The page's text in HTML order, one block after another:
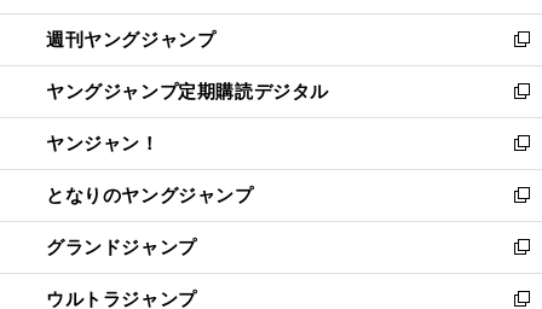
開
く
ウ
で
開
く
ン
ド
ウ
で
開
く
ウ
ィ
ン
ド
ウ
で
開
く
週刊ヤングジャンプ
新
し
い
ウ
ィ
ン
ド
ウ
で
開
く
ヤングジャンプ定期購読デジタル
新
し
い
ウ
ィ
ン
ド
ウ
で
ヤンジャン！
新
し
い
ウ
ィ
ン
ド
となりのヤングジャンプ
新
し
い
ウ
ィ
グランドジャンプ
新
し
い
ウルトラジャンプ
新